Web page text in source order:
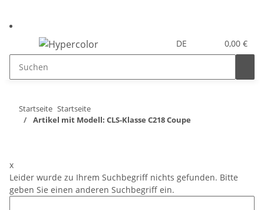
DE 0,00 €
Startseite Startseite
Artikel mit Modell: CLS-Klasse C218 Coupe
x
Leider wurde zu Ihrem Suchbegriff nichts gefunden. Bitte
geben Sie einen anderen Suchbegriff ein.